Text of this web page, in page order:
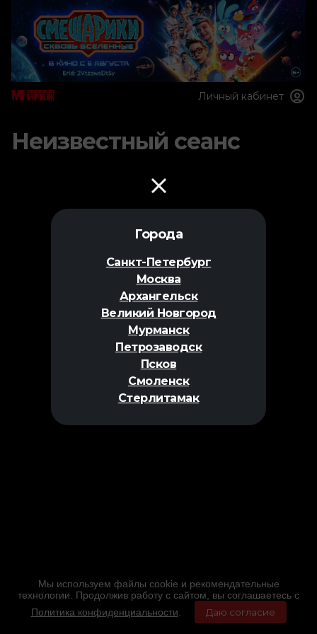
Города
Санкт-Петербург
Москва
Архангельск
Великий Новгород
Мурманск
Петрозаводск
Псков
Смоленск
Стерлитамак
Личный кабинет
Неизвестный сеанс
Мы используем файлы cookie и рекомендательные
технологии. Продолжив работу с сайтом, вы соглашаетесь с
Политика конфиденциальности
Даю согласие